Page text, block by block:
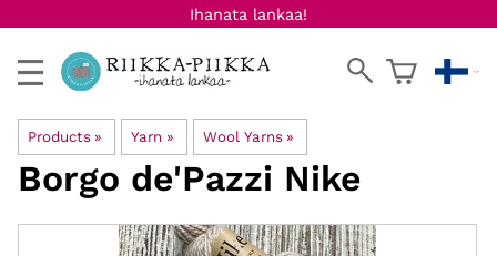
Ihanata lankaa!
Products ‪» Yarn ‪» Wool Yarns ‪»
Borgo de'Pazzi Nike